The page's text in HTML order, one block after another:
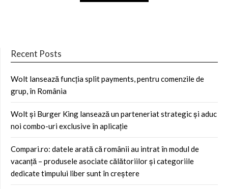
Recent Posts
Wolt lansează funcția split payments, pentru comenzile de
grup, în România
Wolt și Burger King lansează un parteneriat strategic și aduc
noi combo-uri exclusive în aplicație
Compari.ro: datele arată că românii au intrat în modul de
vacanță – produsele asociate călătoriilor și categoriile
dedicate timpului liber sunt în creștere